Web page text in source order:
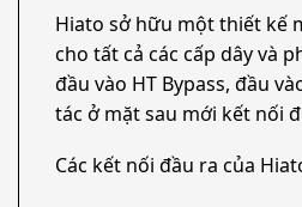
Hiato sở hữu một thiết kế
cho tất cả các cấp dây và
đầu vào HT Bypass, đầu
tác ở mặt sau mới kết nối
Các kết nối đầu ra của